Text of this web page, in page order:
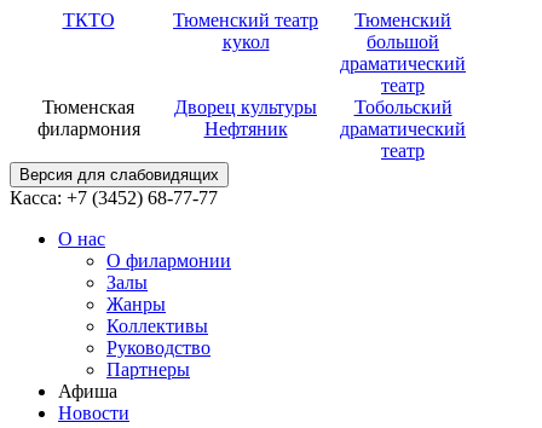
ТКТО
Тюменский театр
кукол
Тюменский
большой
драматический
театр
Тюменская
филармония
Дворец культуры
Нефтяник
Тобольский
драматический
театр
Версия для слабовидящих
Касса: +7 (3452) 68-77-77
О нас
О филармонии
Залы
Жанры
Коллективы
Руководство
Партнеры
Афиша
Новости